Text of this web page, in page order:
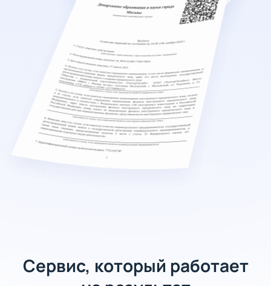
Сервис, который работает